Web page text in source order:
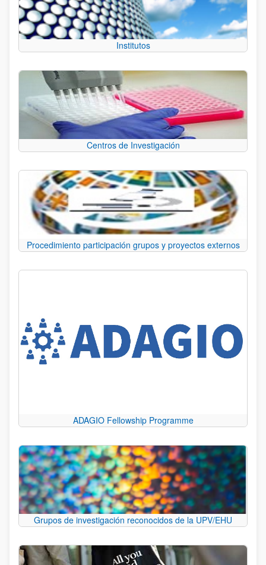
Institutos
Centros de Investigación
Procedimiento participación grupos y proyectos externos
ADAGIO Fellowship Programme
Grupos de investigación reconocidos de la UPV/EHU